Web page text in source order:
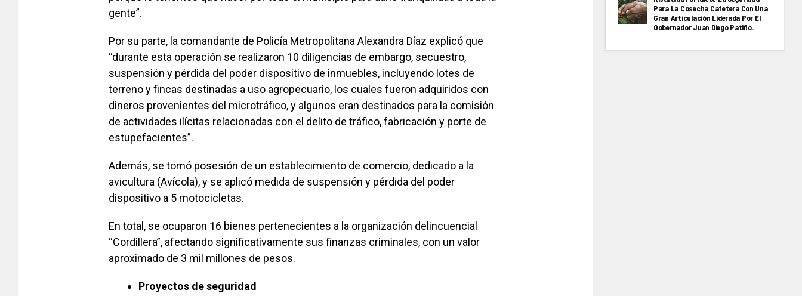
gente”.
Por su parte, la comandante de Policía Metropolitana Alexandra Díaz explicó que
“durante esta operación se realizaron 10 diligencias de embargo, secuestro,
suspensión y pérdida del poder dispositivo de inmuebles, incluyendo lotes de
terreno y fincas destinadas a uso agropecuario, los cuales fueron adquiridos con
dineros provenientes del microtráfico, y algunos eran destinados para la comisión
de actividades ilícitas relacionadas con el delito de tráfico, fabricación y porte de
estupefacientes”.
Además, se tomó posesión de un establecimiento de comercio, dedicado a la
avicultura (Avícola), y se aplicó medida de suspensión y pérdida del poder
dispositivo a 5 motocicletas.
En total, se ocuparon 16 bienes pertenecientes a la organización delincuencial
“Cordillera”, afectando significativamente sus finanzas criminales, con un valor
aproximado de 3 mil millones de pesos.
Proyectos de seguridad
Para La Cosecha Cafetera Con Una
Gran Articulación Liderada Por El
Gobernador Juan Diego Patiño.